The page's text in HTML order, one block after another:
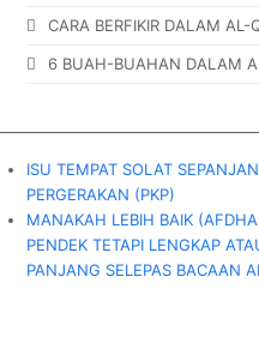
CARA BERFIKIR DALAM AL-
6 BUAH-BUAHAN DALAM
ISU TEMPAT SOLAT
PERGERAKAN (PKP)
MANAKAH LEBIH BAIK
PENDEK TETAPI LENGKAP
PANJANG SELEPAS BACAAN